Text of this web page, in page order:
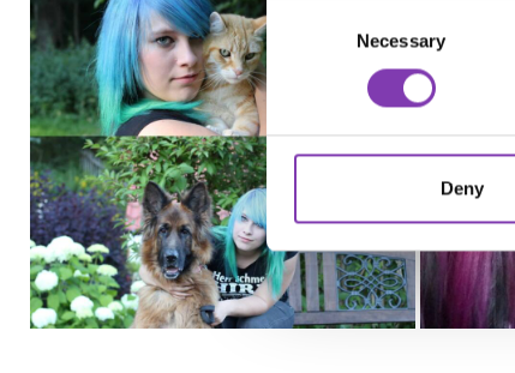
Consent
Necessary
Deny